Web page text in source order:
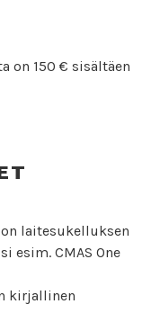
on 150 € sisältäen
laitesukelluksen
esim. CMAS One
kirjallinen